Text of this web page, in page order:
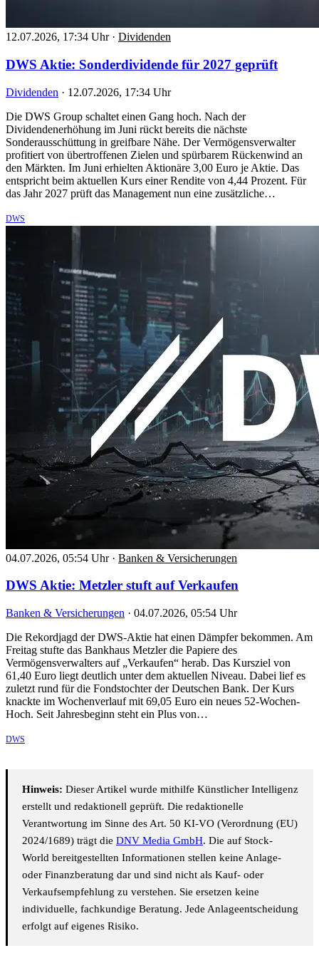
12.07.2026, 17:34 Uhr · Dividenden
DWS Aktie: Sonderdividende für 2027 geprüft
Dividenden · 12.07.2026, 17:34 Uhr
Die DWS Group schaltet einen Gang hoch. Nach der
Dividendenerhöhung im Juni rückt bereits die nächste
Sonderausschüttung in greifbare Nähe. Der Vermögensverwalter
profitiert von übertroffenen Zielen und spürbarem Rückenwind an
den Märkten. Im Juni erhielten Aktionäre 3,00 Euro je Aktie. Das
entspricht beim aktuellen Kurs einer Rendite von 4,44 Prozent. Für
das Jahr 2027 prüft das Management nun eine zusätzliche…
DWS
04.07.2026, 05:54 Uhr · Banken & Versicherungen
DWS Aktie: Metzler stuft auf Verkaufen
Banken & Versicherungen · 04.07.2026, 05:54 Uhr
Die Rekordjagd der DWS-Aktie hat einen Dämpfer bekommen. Am
Freitag stufte das Bankhaus Metzler die Papiere des
Vermögensverwalters auf „Verkaufen“ herab. Das Kursziel von
61,40 Euro liegt deutlich unter dem aktuellen Niveau. Dabei lief es
zuletzt rund für die Fondstochter der Deutschen Bank. Der Kurs
knackte im Wochenverlauf mit 69,05 Euro ein neues 52-Wochen-
Hoch. Seit Jahresbeginn steht ein Plus von…
DWS
Hinweis: Dieser Artikel wurde mithilfe Künstlicher Intelligenz
erstellt und redaktionell geprüft. Die redaktionelle
Verantwortung im Sinne des Art. 50 KI-VO (Verordnung (EU)
2024/1689) trägt die DNV Media GmbH. Die auf Stock-
World bereitgestellten Informationen stellen keine Anlage-
oder Finanzberatung dar und sind nicht als Kauf- oder
Verkaufsempfehlung zu verstehen. Sie ersetzen keine
individuelle, fachkundige Beratung. Jede Anlageentscheidung
erfolgt auf eigenes Risiko.